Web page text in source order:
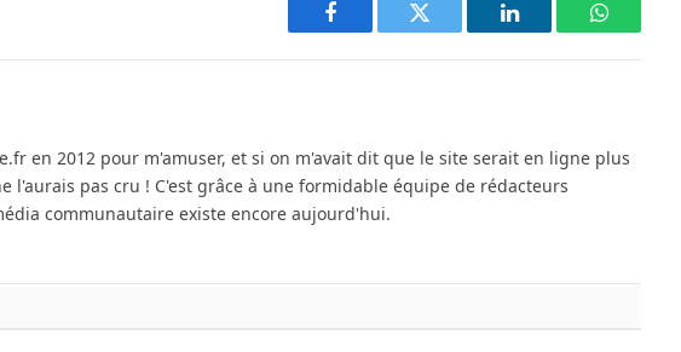
Facebook Twitter LinkedIn WhatsApp
en 2012 pour m'amuser, et si on m'avait dit que le site serait en ligne plus
l'aurais pas cru ! C'est grâce à une formidable équipe de rédacteurs
communautaire existe encore aujourd'hui.